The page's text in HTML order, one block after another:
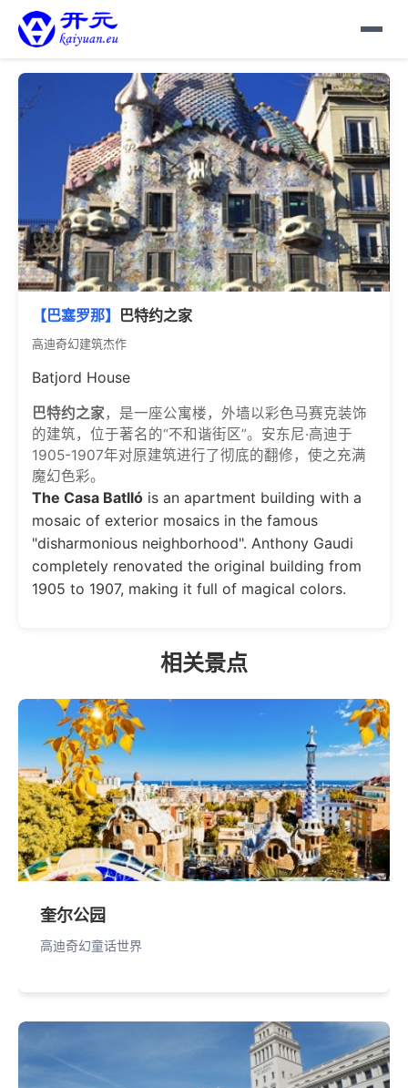
【巴塞罗那】 巴特约之家
高迪奇幻建筑杰作
Batjord House
巴特约之家，是一座公寓楼，外墙以彩色马赛克装饰
的建筑，位于著名的“不和谐街区”。安东尼·高迪于
1905-1907年对原建筑进行了彻底的翻修，使之充满
魔幻色彩。
The Casa Batlló is an apartment building with a
mosaic of exterior mosaics in the famous
"disharmonious neighborhood". Anthony Gaudi
completely renovated the original building from
1905 to 1907, making it full of magical colors.
相关景点
奎尔公园
高迪奇幻童话世界